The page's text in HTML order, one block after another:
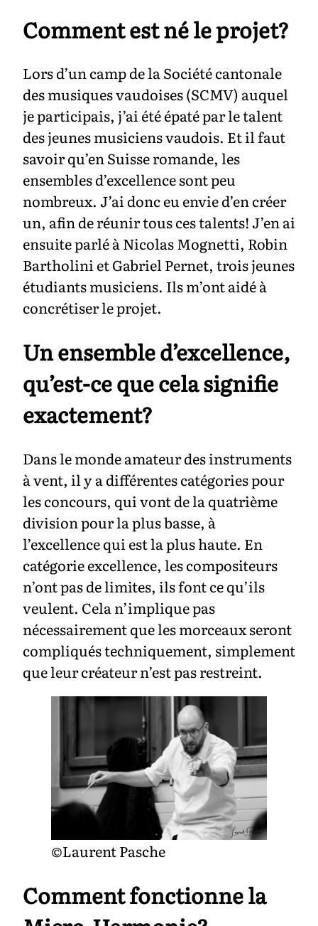
Comment est né le projet?
Lors d’un camp de la Société cantonale
des musiques vaudoises (SCMV) auquel
je participais, j’ai été épaté par le talent
des jeunes musiciens vaudois. Et il faut
savoir qu’en Suisse romande, les
ensembles d’excellence sont peu
nombreux. J’ai donc eu envie d’en créer
un, afin de réunir tous ces talents! J’en ai
ensuite parlé à Nicolas Mognetti, Robin
Bartholini et Gabriel Pernet, trois jeunes
étudiants musiciens. Ils m’ont aidé à
concrétiser le projet.
Un ensemble d’excellence,
qu’est-ce que cela signifie
exactement?
Dans le monde amateur des instruments
à vent, il y a différentes catégories pour
les concours, qui vont de la quatrième
division pour la plus basse, à
l’excellence qui est la plus haute. En
catégorie excellence, les compositeurs
n’ont pas de limites, ils font ce qu’ils
veulent. Cela n’implique pas
nécessairement que les morceaux seront
compliqués techniquement, simplement
que leur créateur n’est pas restreint.
©Laurent Pasche
Comment fonctionne la